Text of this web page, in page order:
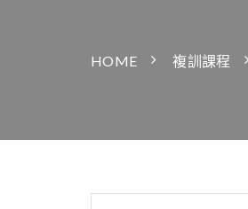
HOME 複訓課程